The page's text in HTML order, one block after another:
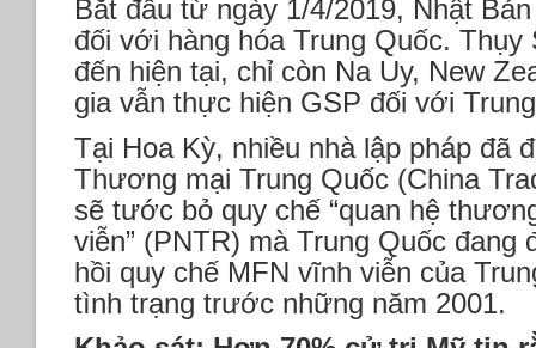
Bắt đầu từ ngày 1/4/2019, Nhật
đối với hàng hóa Trung Quốc.
đến hiện tại, chỉ còn Na Uy, New
gia vẫn thực hiện GSP đối với
Tại Hoa Kỳ, nhiều nhà lập pháp đã
Thương mại Trung Quốc (China
sẽ tước bỏ quy chế “quan hệ
viễn” (PNTR) mà Trung Quốc
hồi quy chế MFN vĩnh viễn của
tình trạng trước những năm 2001.